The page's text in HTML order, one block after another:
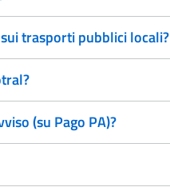
trasporti pubblici locali?
(su Pago PA)?